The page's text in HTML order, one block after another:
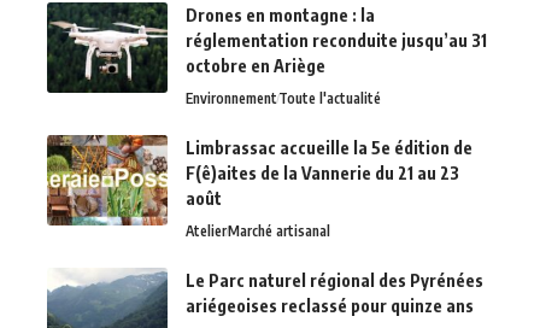
Drones en montagne : la
réglementation reconduite jusqu’au 31
octobre en Ariège
EnvironnementToute l'actualité
Limbrassac accueille la 5e édition de
F(ê)aites de la Vannerie du 21 au 23
août
AtelierMarché artisanal
Le Parc naturel régional des Pyrénées
ariégeoises reclassé pour quinze ans